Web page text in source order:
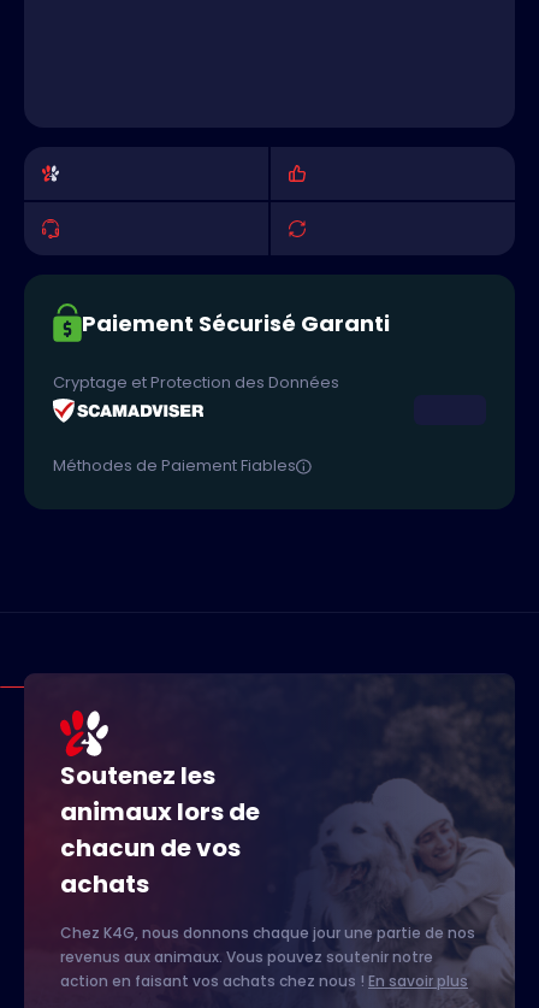
Paiement Sécurisé Garanti
Cryptage et Protection des Données
Méthodes de Paiement Fiables
Soutenez les
animaux lors de
chacun de vos
achats
Chez K4G, nous donnons chaque jour une partie de nos
revenus aux animaux. Vous pouvez soutenir notre
action en faisant vos achats chez nous ! En savoir plus